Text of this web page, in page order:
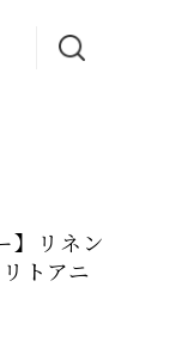
】リネン
トアニ